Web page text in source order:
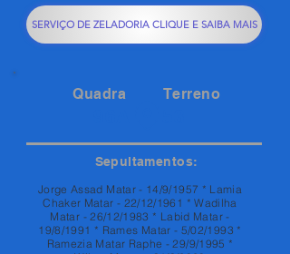
SERVIÇO DE ZELADORIA CLIQUE E SAIBA MAIS
Quadra Terreno
Sepultamentos:
Jorge Assad Matar - 14/9/1957 * Lamia
Chaker Matar - 22/12/1961 * Wadilha
Matar - 26/12/1983 * Labid Matar -
19/8/1991 * Rames Matar - 5/02/1993 *
Ramezia Matar Raphe - 29/9/1995 *